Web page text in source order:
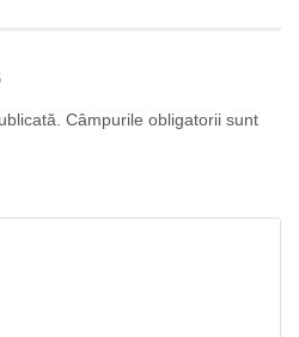
Câmpurile obligatorii sunt